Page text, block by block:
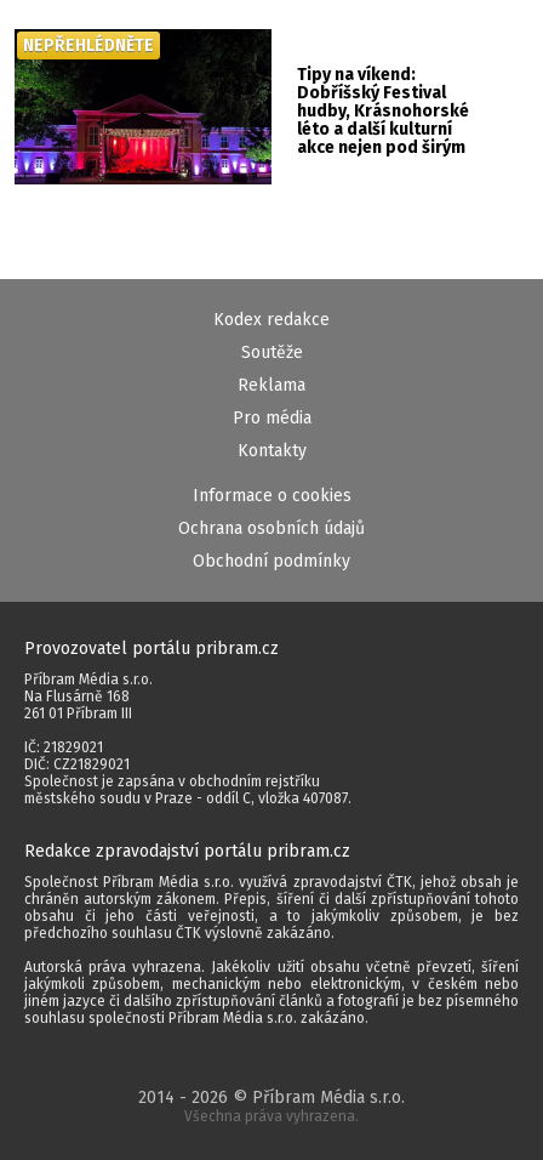
Tipy na víkend:
Dobříšský Festival
hudby, Krásnohorské
léto a další kulturní
akce nejen pod širým
NEPŘEHLÉDNĚTE
Kodex redakce
Soutěže
Reklama
Pro média
Kontakty
Informace o cookies
Ochrana osobních údajů
Obchodní podmínky
Provozovatel portálu pribram.cz
Příbram Média s.r.o.
Na Flusárně 168
261 01 Příbram III
IČ: 21829021
DIČ: CZ21829021
Společnost je zapsána v obchodním rejstříku
městského soudu v Praze - oddíl C, vložka 407087.
Redakce zpravodajství portálu pribram.cz
Společnost Příbram Média s.r.o. využívá zpravodajství ČTK, jehož obsah je
chráněn autorským zákonem. Přepis, šíření či další zpřístupňování tohoto
obsahu či jeho části veřejnosti, a to jakýmkoliv způsobem, je bez
předchozího souhlasu ČTK výslovně zakázáno.
Autorská práva vyhrazena. Jakékoliv užití obsahu včetně převzetí, šíření
jakýmkoli způsobem, mechanickým nebo elektronickým, v českém nebo
jiném jazyce či dalšího zpřístupňování článků a fotografií je bez písemného
souhlasu společnosti Příbram Média s.r.o. zakázáno.
2014 - 2026 © Příbram Média s.r.o.
Všechna práva vyhrazena.